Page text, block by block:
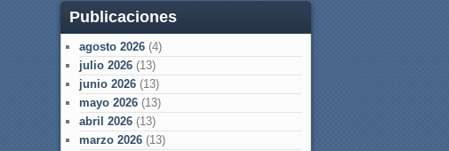
Publicaciones
agosto 2026 (4)
julio 2026 (13)
junio 2026 (13)
mayo 2026 (13)
abril 2026 (13)
marzo 2026 (13)